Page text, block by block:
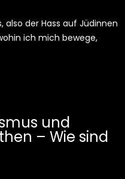
also der Hass auf Jüdinnen
ich mich bewege,
und
– Wie sind